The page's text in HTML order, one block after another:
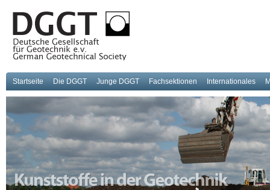
Startseite Die DGGT Junge DGGT Fachsektionen Internationales